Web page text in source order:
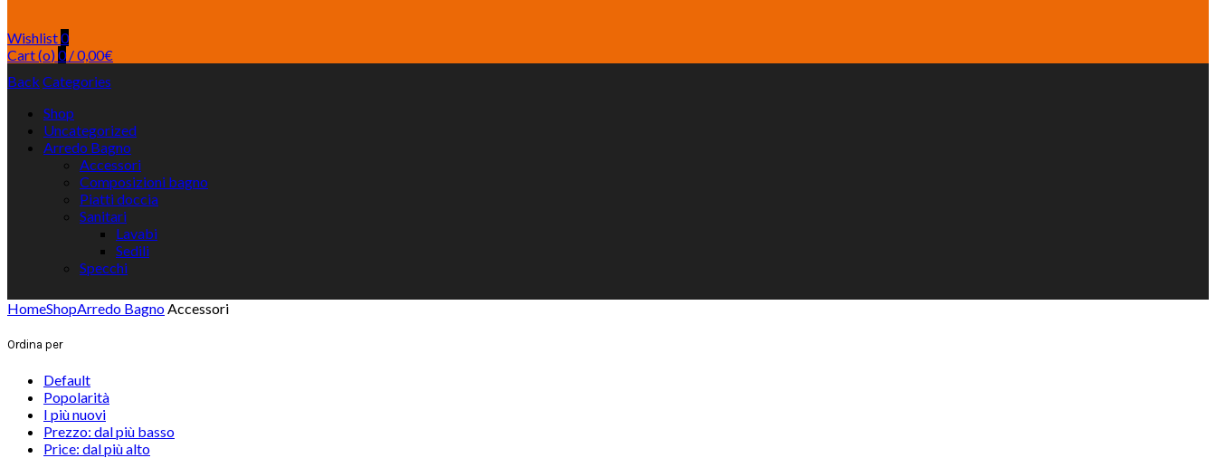
Wishlist0
Cart (o)0 /0,00€
Back Categories
Shop
Uncategorized
Arredo Bagno
Accessori
Composizioni bagno
Piatti doccia
Sanitari
Lavabi
Sedili
Specchi
HomeShopArredo BagnoAccessori
Ordina per
Default
Popolarità
I più nuovi
Prezzo: dal più basso
Price: dal più alto